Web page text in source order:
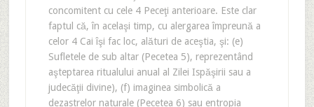
concomitent cu cele 4 Peceţi anterioare. Este clar
faptul că, în acelaşi timp, cu alergarea împreună a
celor 4 Cai îşi fac loc, alături de aceştia, şi: (e)
Sufletele de sub altar (Pecetea 5), reprezentând
aşteptarea ritualului anual al Zilei Ispăşirii sau a
judecăţii divine), (f) imaginea simbolică a
dezastrelor naturale (Pecetea 6) sau entropia